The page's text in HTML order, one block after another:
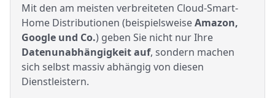
Mit den am meisten verbreiteten Cloud-Smart-
Home Distributionen (beispielsweiseAmazon,
Google und Co.) geben Sie nicht nur Ihre
Datenunabhängigkeit auf, sondern machen
sich selbst massiv abhängig von diesen
Dienstleistern.